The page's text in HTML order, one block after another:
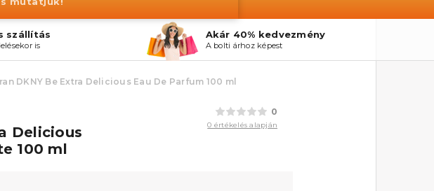
szállítás
is
Akár 40% kedvezmény
A bolti árhoz képest
DKNY Be Extra Delicious Eau De Parfum 100 ml
0
0 értékelés alapján
Delicious
100 ml